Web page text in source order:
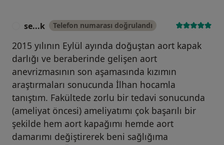
se...k Telefon numarası doğrulandı
2015 yılının Eylül ayında doğuştan aort kapak
darlığı ve beraberinde gelişen aort
anevrizmasının son aşamasında kızımın
araştırmaları sonucunda İlhan hocamla
tanıştım. Fakültede zorlu bir tedavi sonucunda
(ameliyat öncesi) ameliyatımı çok başarılı bir
şekilde hem aort kapağımı hemde aort
damarımı değiştirerek beni sağlığıma